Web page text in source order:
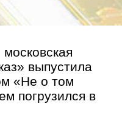
выпустила
«Не о том
погрузился в